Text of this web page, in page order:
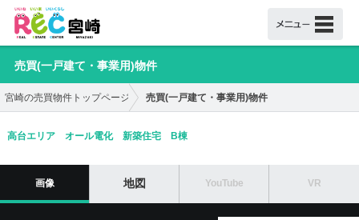
売買(一戸建て・事業用)物件
宮崎の売買物件トップページ 売買(一戸建て・事業用)物件
高台エリア オール電化 新築住宅 B棟
画像 地図 YouTube VR